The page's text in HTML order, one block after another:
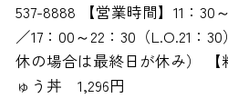
537-8888 【営業時間】11：30
／17：00～22：30（L.O.21：
休の場合は最終日が休み） 【
ゅう丼 1,296円